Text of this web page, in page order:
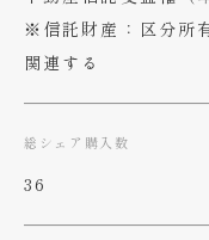
※信託財産：区分所
関連する
総シェア購入数
36